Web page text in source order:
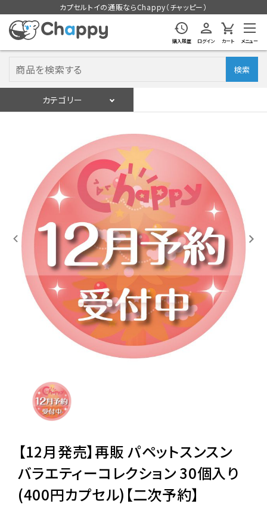
カプセルトイの通販ならChappy（チャッピー）
購入履歴 ログイン カート メニュー
検索
カテゴリー
入荷スケジュールをチェック
カプセルトイマシン本体
カプセルトイ
販促用空カプセル
レンタル
景品・玩具・文具
販促用カプセルトイ
ご利用ガイド
06-6282-7659
【12月発売】再販 パペットスンスン
バラエティーコレクション 30個入り
(400円カプセル)【二次予約】